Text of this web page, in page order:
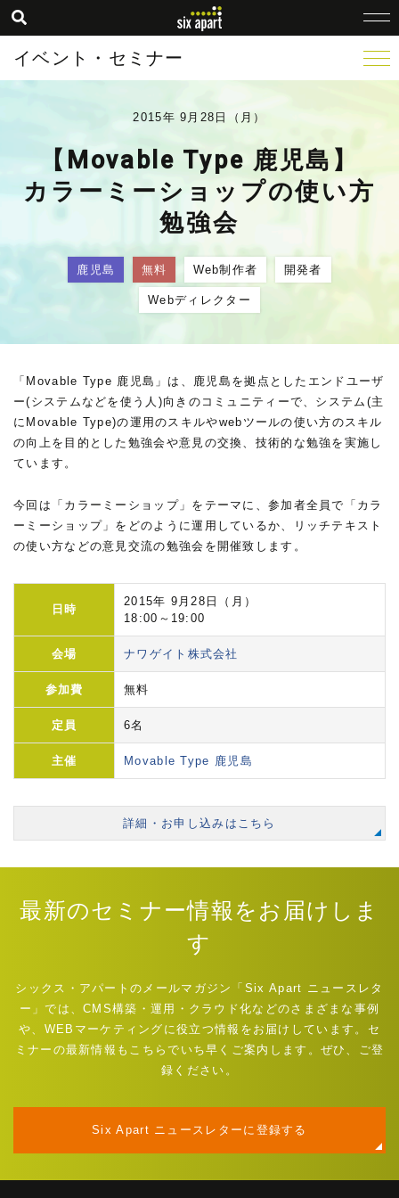
イベント・セミナー
2015年 9月28日（月）
【Movable Type 鹿児島】
カラーミーショップ‎の使い方
勉強会
鹿児島 無料 Web制作者 開発者
Webディレクター
「Movable Type 鹿児島」は、鹿児島を拠点としたエンドユーザ
ー(システムなどを使う人)向きのコミュニティーで、システム(主
にMovable Type)の運用のスキルやwebツールの使い方のスキル
の向上を目的とした勉強会や意見の交換、技術的な勉強を実施し
ています。
今回は「カラーミーショップ」をテーマに、参加者全員で「カラ
ーミーショップ」をどのように運用しているか、リッチテキスト
の使い方などの意見交流の勉強会を開催致します。
日時
2015年 9月28日（月）
18:00～19:00
会場 ナワゲイト株式会社
参加費 無料
定員 6名
主催 Movable Type 鹿児島
詳細・お申し込みはこちら
最新のセミナー情報をお届けしま
す
シックス・アパートのメールマガジン「Six Apart ニュースレタ
ー」では、CMS構築・運用・クラウド化などのさまざまな事例
や、WEBマーケティングに役立つ情報をお届けしています。セ
ミナーの最新情報もこちらでいち早くご案内します。ぜひ、ご登
録ください。
Six Apart ニュースレターに登録する